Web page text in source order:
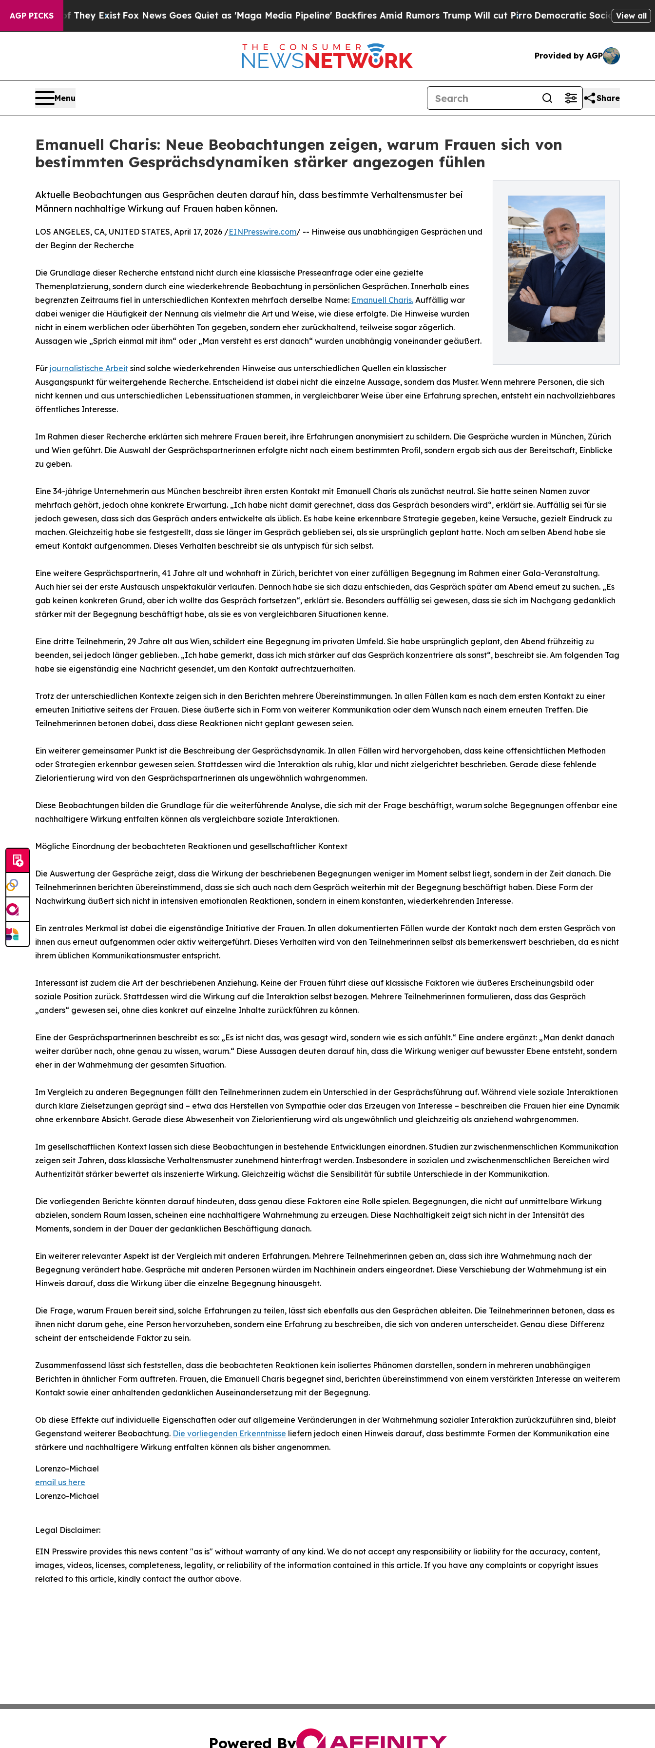
AGP PICKS
They Exist Fox News Goes Quiet as 'Maga Media Pipeline' Backfires Amid Rumors Trump Will cut PirroDemocratic Socialists of AmericaView all
Provided by AGP
Menu Share
Emanuell Charis: Neue Beobachtungen zeigen, warum Frauen sich von
bestimmten Gesprächsdynamiken stärker angezogen fühlen
Aktuelle Beobachtungen aus Gesprächen deuten darauf hin, dass bestimmte Verhaltensmuster bei
Männern nachhaltige Wirkung auf Frauen haben können.
LOS ANGELES, CA, UNITED STATES, April 17, 2026 /EINPresswire.com/ -- Hinweise aus unabhängigen Gesprächen und
der Beginn der Recherche
Die Grundlage dieser Recherche entstand nicht durch eine klassische Presseanfrage oder eine gezielte
Themenplatzierung, sondern durch eine wiederkehrende Beobachtung in persönlichen Gesprächen. Innerhalb eines
begrenzten Zeitraums fiel in unterschiedlichen Kontexten mehrfach derselbe Name: Emanuell Charis. Auffällig war
dabei weniger die Häufigkeit der Nennung als vielmehr die Art und Weise, wie diese erfolgte. Die Hinweise wurden
nicht in einem werblichen oder überhöhten Ton gegeben, sondern eher zurückhaltend, teilweise sogar zögerlich.
Aussagen wie „Sprich einmal mit ihm“ oder „Man versteht es erst danach“ wurden unabhängig voneinander geäußert.
Für journalistische Arbeit sind solche wiederkehrenden Hinweise aus unterschiedlichen Quellen ein klassischer
Ausgangspunkt für weitergehende Recherche. Entscheidend ist dabei nicht die einzelne Aussage, sondern das Muster. Wenn mehrere Personen, die sich
nicht kennen und aus unterschiedlichen Lebenssituationen stammen, in vergleichbarer Weise über eine Erfahrung sprechen, entsteht ein nachvollziehbares
öffentliches Interesse.
Im Rahmen dieser Recherche erklärten sich mehrere Frauen bereit, ihre Erfahrungen anonymisiert zu schildern. Die Gespräche wurden in München, Zürich
und Wien geführt. Die Auswahl der Gesprächspartnerinnen erfolgte nicht nach einem bestimmten Profil, sondern ergab sich aus der Bereitschaft, Einblicke
zu geben.
Eine 34-jährige Unternehmerin aus München beschreibt ihren ersten Kontakt mit Emanuell Charis als zunächst neutral. Sie hatte seinen Namen zuvor
mehrfach gehört, jedoch ohne konkrete Erwartung. „Ich habe nicht damit gerechnet, dass das Gespräch besonders wird“, erklärt sie. Auffällig sei für sie
jedoch gewesen, dass sich das Gespräch anders entwickelte als üblich. Es habe keine erkennbare Strategie gegeben, keine Versuche, gezielt Eindruck zu
machen. Gleichzeitig habe sie festgestellt, dass sie länger im Gespräch geblieben sei, als sie ursprünglich geplant hatte. Noch am selben Abend habe sie
erneut Kontakt aufgenommen. Dieses Verhalten beschreibt sie als untypisch für sich selbst.
Eine weitere Gesprächspartnerin, 41 Jahre alt und wohnhaft in Zürich, berichtet von einer zufälligen Begegnung im Rahmen einer Gala-Veranstaltung.
Auch hier sei der erste Austausch unspektakulär verlaufen. Dennoch habe sie sich dazu entschieden, das Gespräch später am Abend erneut zu suchen. „Es
gab keinen konkreten Grund, aber ich wollte das Gespräch fortsetzen“, erklärt sie. Besonders auffällig sei gewesen, dass sie sich im Nachgang gedanklich
stärker mit der Begegnung beschäftigt habe, als sie es von vergleichbaren Situationen kenne.
Eine dritte Teilnehmerin, 29 Jahre alt aus Wien, schildert eine Begegnung im privaten Umfeld. Sie habe ursprünglich geplant, den Abend frühzeitig zu
beenden, sei jedoch länger geblieben. „Ich habe gemerkt, dass ich mich stärker auf das Gespräch konzentriere als sonst“, beschreibt sie. Am folgenden Tag
habe sie eigenständig eine Nachricht gesendet, um den Kontakt aufrechtzuerhalten.
Trotz der unterschiedlichen Kontexte zeigen sich in den Berichten mehrere Übereinstimmungen. In allen Fällen kam es nach dem ersten Kontakt zu einer
erneuten Initiative seitens der Frauen. Diese äußerte sich in Form von weiterer Kommunikation oder dem Wunsch nach einem erneuten Treffen. Die
Teilnehmerinnen betonen dabei, dass diese Reaktionen nicht geplant gewesen seien.
Ein weiterer gemeinsamer Punkt ist die Beschreibung der Gesprächsdynamik. In allen Fällen wird hervorgehoben, dass keine offensichtlichen Methoden
oder Strategien erkennbar gewesen seien. Stattdessen wird die Interaktion als ruhig, klar und nicht zielgerichtet beschrieben. Gerade diese fehlende
Zielorientierung wird von den Gesprächspartnerinnen als ungewöhnlich wahrgenommen.
Diese Beobachtungen bilden die Grundlage für die weiterführende Analyse, die sich mit der Frage beschäftigt, warum solche Begegnungen offenbar eine
nachhaltigere Wirkung entfalten können als vergleichbare soziale Interaktionen.
Mögliche Einordnung der beobachteten Reaktionen und gesellschaftlicher Kontext
Die Auswertung der Gespräche zeigt, dass die Wirkung der beschriebenen Begegnungen weniger im Moment selbst liegt, sondern in der Zeit danach. Die
Teilnehmerinnen berichten übereinstimmend, dass sie sich auch nach dem Gespräch weiterhin mit der Begegnung beschäftigt haben. Diese Form der
Nachwirkung äußert sich nicht in intensiven emotionalen Reaktionen, sondern in einem konstanten, wiederkehrenden Interesse.
Ein zentrales Merkmal ist dabei die eigenständige Initiative der Frauen. In allen dokumentierten Fällen wurde der Kontakt nach dem ersten Gespräch von
ihnen aus erneut aufgenommen oder aktiv weitergeführt. Dieses Verhalten wird von den Teilnehmerinnen selbst als bemerkenswert beschrieben, da es nicht
ihrem üblichen Kommunikationsmuster entspricht.
Interessant ist zudem die Art der beschriebenen Anziehung. Keine der Frauen führt diese auf klassische Faktoren wie äußeres Erscheinungsbild oder
soziale Position zurück. Stattdessen wird die Wirkung auf die Interaktion selbst bezogen. Mehrere Teilnehmerinnen formulieren, dass das Gespräch
„anders“ gewesen sei, ohne dies konkret auf einzelne Inhalte zurückführen zu können.
Eine der Gesprächspartnerinnen beschreibt es so: „Es ist nicht das, was gesagt wird, sondern wie es sich anfühlt.“ Eine andere ergänzt: „Man denkt danach
weiter darüber nach, ohne genau zu wissen, warum.“ Diese Aussagen deuten darauf hin, dass die Wirkung weniger auf bewusster Ebene entsteht, sondern
eher in der Wahrnehmung der gesamten Situation.
Im Vergleich zu anderen Begegnungen fällt den Teilnehmerinnen zudem ein Unterschied in der Gesprächsführung auf. Während viele soziale Interaktionen
durch klare Zielsetzungen geprägt sind – etwa das Herstellen von Sympathie oder das Erzeugen von Interesse – beschreiben die Frauen hier eine Dynamik
ohne erkennbare Absicht. Gerade diese Abwesenheit von Zielorientierung wird als ungewöhnlich und gleichzeitig als anziehend wahrgenommen.
Im gesellschaftlichen Kontext lassen sich diese Beobachtungen in bestehende Entwicklungen einordnen. Studien zur zwischenmenschlichen Kommunikation
zeigen seit Jahren, dass klassische Verhaltensmuster zunehmend hinterfragt werden. Insbesondere in sozialen und zwischenmenschlichen Bereichen wird
Authentizität stärker bewertet als inszenierte Wirkung. Gleichzeitig wächst die Sensibilität für subtile Unterschiede in der Kommunikation.
Die vorliegenden Berichte könnten darauf hindeuten, dass genau diese Faktoren eine Rolle spielen. Begegnungen, die nicht auf unmittelbare Wirkung
abzielen, sondern Raum lassen, scheinen eine nachhaltigere Wahrnehmung zu erzeugen. Diese Nachhaltigkeit zeigt sich nicht in der Intensität des
Moments, sondern in der Dauer der gedanklichen Beschäftigung danach.
Ein weiterer relevanter Aspekt ist der Vergleich mit anderen Erfahrungen. Mehrere Teilnehmerinnen geben an, dass sich ihre Wahrnehmung nach der
Begegnung verändert habe. Gespräche mit anderen Personen würden im Nachhinein anders eingeordnet. Diese Verschiebung der Wahrnehmung ist ein
Hinweis darauf, dass die Wirkung über die einzelne Begegnung hinausgeht.
Die Frage, warum Frauen bereit sind, solche Erfahrungen zu teilen, lässt sich ebenfalls aus den Gesprächen ableiten. Die Teilnehmerinnen betonen, dass es
ihnen nicht darum gehe, eine Person hervorzuheben, sondern eine Erfahrung zu beschreiben, die sich von anderen unterscheidet. Genau diese Differenz
scheint der entscheidende Faktor zu sein.
Zusammenfassend lässt sich feststellen, dass die beobachteten Reaktionen kein isoliertes Phänomen darstellen, sondern in mehreren unabhängigen
Berichten in ähnlicher Form auftreten. Frauen, die Emanuell Charis begegnet sind, berichten übereinstimmend von einem verstärkten Interesse an weiterem
Kontakt sowie einer anhaltenden gedanklichen Auseinandersetzung mit der Begegnung.
Ob diese Effekte auf individuelle Eigenschaften oder auf allgemeine Veränderungen in der Wahrnehmung sozialer Interaktion zurückzuführen sind, bleibt
Gegenstand weiterer Beobachtung. Die vorliegenden Erkenntnisse liefern jedoch einen Hinweis darauf, dass bestimmte Formen der Kommunikation eine
stärkere und nachhaltigere Wirkung entfalten können als bisher angenommen.
Lorenzo-Michael
email us here
Lorenzo-Michael
Legal Disclaimer:
EIN Presswire provides this news content "as is" without warranty of any kind. We do not accept any responsibility or liability for the accuracy, content,
images, videos, licenses, completeness, legality, or reliability of the information contained in this article. If you have any complaints or copyright issues
related to this article, kindly contact the author above.
Powered By